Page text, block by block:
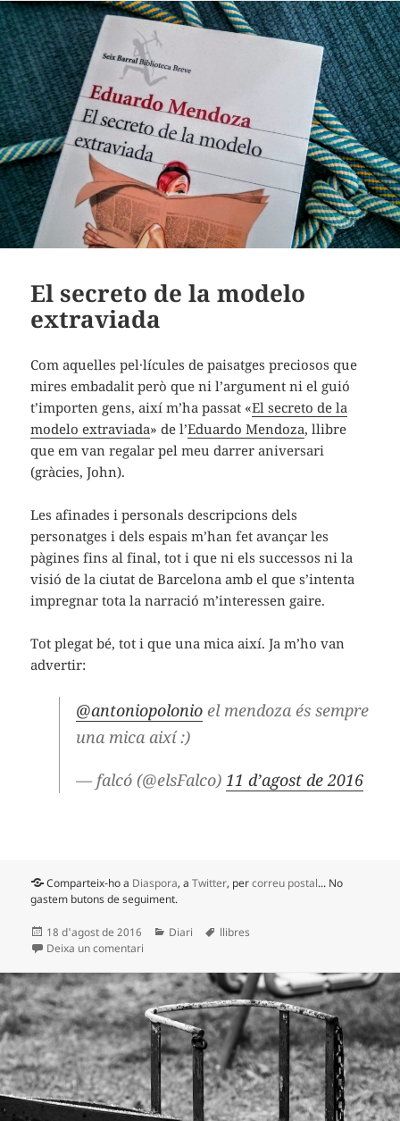
El secreto de la modelo
extraviada
Com aquelles pel·lícules de paisatges preciosos que
mires embadalit però que ni l’argument ni el guió
t’importen gens, així m’ha passat «El secreto de la
modelo extraviada» de l’Eduardo Mendoza, llibre
que em van regalar pel meu darrer aniversari
(gràcies, John).
Les afinades i personals descripcions dels
personatges i dels espais m’han fet avançar les
pàgines fins al final, tot i que ni els successos ni la
visió de la ciutat de Barcelona amb el que s’intenta
impregnar tota la narració m’interessen gaire.
Tot plegat bé, tot i que una mica així. Ja m’ho van
advertir:
@antoniopolonio el mendoza és sempre
una mica així :)
— falcó (@elsFalco)11 d’agost de 2016
Comparteix-ho a Diaspora, aTwitter, percorreu postal... No
gastem butons de seguiment.
Publicat
el
18 d'agost de 2016 Categories
Diari Etiquetes
llibres
Deixa un comentari